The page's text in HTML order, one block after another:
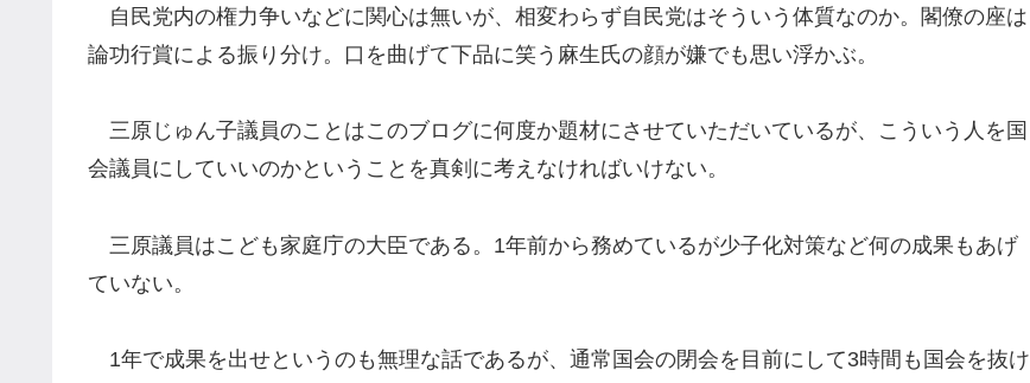
自民党内の権力争いなどに関心は無いが、相変わらず自民党はそういう体質なのか。閣僚の座は
論功行賞による振り分け。口を曲げて下品に笑う麻生氏の顔が嫌でも思い浮かぶ。
三原じゅん子議員のことはこのブログに何度か題材にさせていただいているが、こういう人を国
会議員にしていいのかということを真剣に考えなければいけない。
三原議員はこども家庭庁の大臣である。1年前から務めているが少子化対策など何の成果もあげ
ていない。
1年で成果を出せというのも無理な話であるが、通常国会の閉会を目前にして3時間も国会を抜け